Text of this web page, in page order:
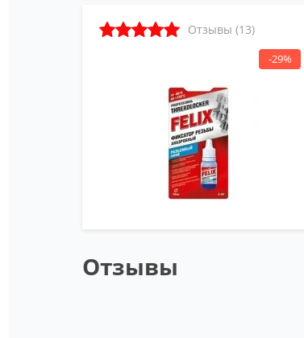
Отзывы (13)
-29%
Отзывы